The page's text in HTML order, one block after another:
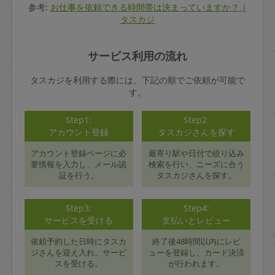
参考: お仕事を依頼できる時間帯は決まっていますか？ |
タスカジ
サービス利用の流れ
タスカジを利用する際には、下記の順でご依頼が可能で
す。
Step1:
アカウント登録
アカウント登録ページに必
要情報を入力し、メール認
証を行う。
Step2:
タスカジさんを探す
最寄り駅や日付で絞り込み
検索を行い、ニーズに合う
タスカジさんを探す。
Step3:
サービスを受ける
依頼予約した日時にタスカ
ジさんを迎え入れ、サービ
スを受ける。
Step4:
支払いとレビュー
終了後48時間以内にレビ
ューを登録し、カード決済
が行われます。